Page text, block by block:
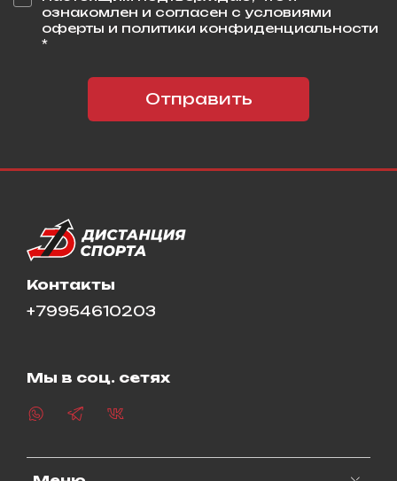
ознакомлен и согласен с условиями
оферты и политики конфиденциальности
*
Отправить
Контакты
+79954610203
Мы в соц. сетях